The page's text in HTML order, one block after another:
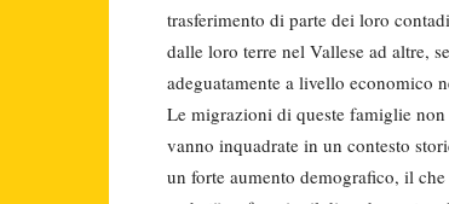
trasferimento di parte dei loro
dalle loro terre nel Vallese ad altre,
adeguatamente a livello economico
Le migrazioni di queste famiglie non
vanno inquadrate in un contesto
un forte aumento demografico, il